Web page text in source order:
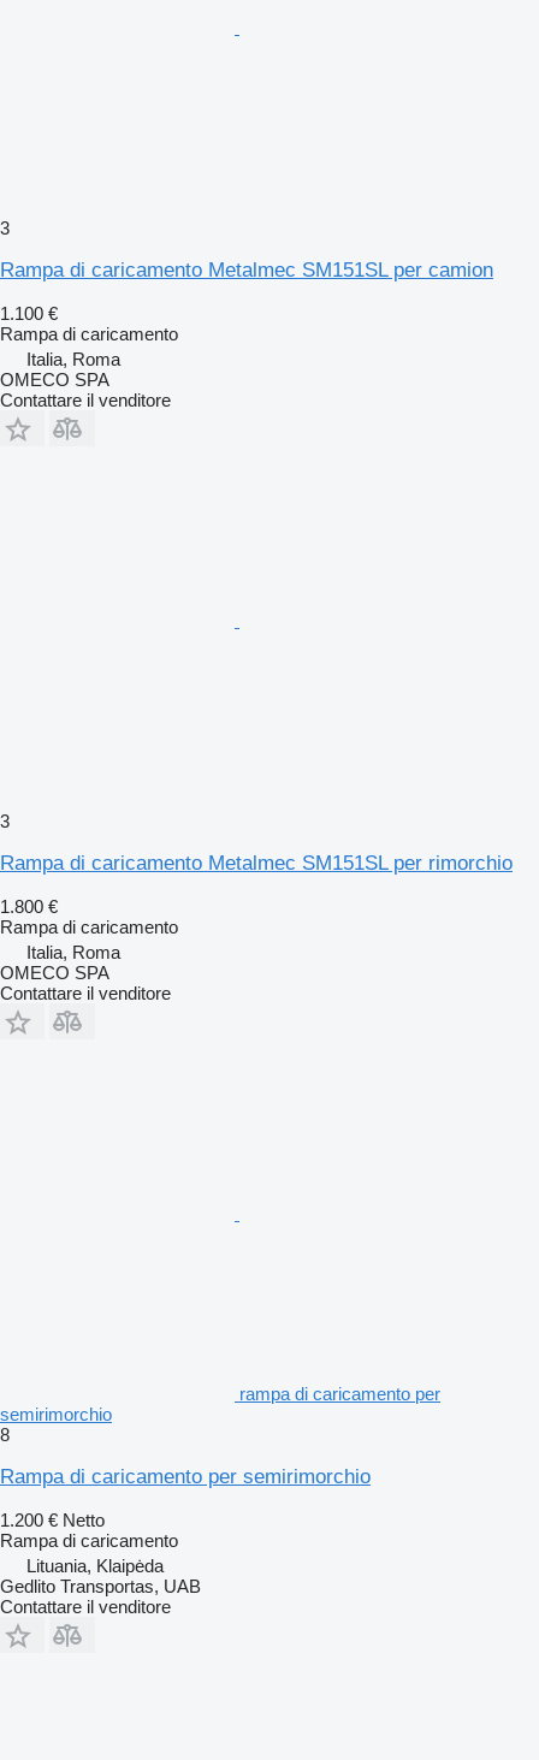
3
Rampa di caricamento Metalmec SM151SL per camion
1.100 €
Rampa di caricamento
Italia, Roma
OMECO SPA
Contattare il venditore
3
Rampa di caricamento Metalmec SM151SL per rimorchio
1.800 €
Rampa di caricamento
Italia, Roma
OMECO SPA
Contattare il venditore
rampa di caricamento per
semirimorchio
8
Rampa di caricamento per semirimorchio
1.200 € Netto
Rampa di caricamento
Lituania, Klaipėda
Gedlito Transportas, UAB
Contattare il venditore